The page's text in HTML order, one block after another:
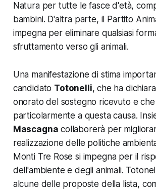
Natura per tutte le fasce d'età,
bambini. D'altra parte, il Partito
impegna per eliminare qualsiasi
sfruttamento verso gli animali.
Una manifestazione di stima
candidato Totonelli, che ha
onorato del sostegno ricevuto e
particolarmente a questa causa.
Mascagna collaborerà per
realizzazione delle politiche
Monti Tre Rose si impegna per il
dell'ambiente e degli animali.
alcune delle proposte della lista,